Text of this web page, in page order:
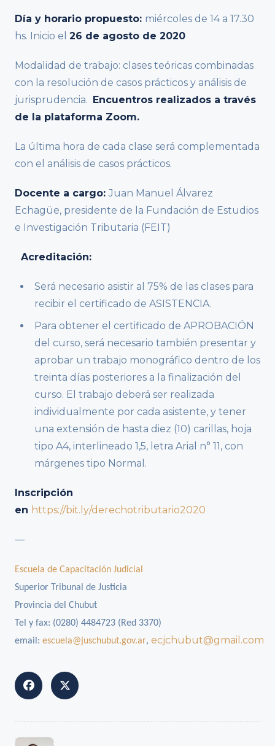
Día y horario propuesto: miércoles de 14 a 17.30
hs. Inicio el 26 de agosto de 2020
Modalidad de trabajo: clases teóricas combinadas
con la resolución de casos prácticos y análisis de
jurisprudencia.
Encuentros realizados a través
de la plataforma Zoom.
La última hora de cada clase será complementada
con el análisis de casos prácticos.
Docente a cargo:Juan Manuel Álvarez
Echagüe, presidente de la Fundación de Estudios
e Investigación Tributaria (FEIT)
Acreditación:
Será necesario asistir al 75% de las clases para
recibir el certificado de ASISTENCIA.
Para obtener el certificado de APROBACIÓN
del curso, será necesario también presentar y
aprobar un trabajo monográfico dentro de los
treinta días posteriores a la finalización del
curso. El trabajo deberá ser realizada
individualmente por cada asistente, y tener
una extensión de hasta diez (10) carillas, hoja
tipo A4, interlineado 1,5, letra Arial n° 11, con
márgenes tipo Normal.
Inscripción
en https://bit.ly/derechotributario2020
—
Escuela de Capacitación Judicial
Superior Tribunal de Justicia
Provincia del Chubut
Tel y fax: (0280) 4484723 (Red 3370)
email: escuela@juschubut.gov.ar, ecjchubut@gmail.com
<span